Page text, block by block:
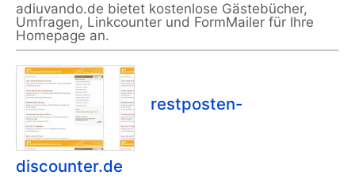
adiuvando.de bietet kostenlose Gästebücher,
Umfragen, Linkcounter und FormMailer für Ihre
Homepage an.
restposten-
discounter.de